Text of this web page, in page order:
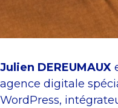
Julien DEREUMAUX
agence digitale
WordPress,